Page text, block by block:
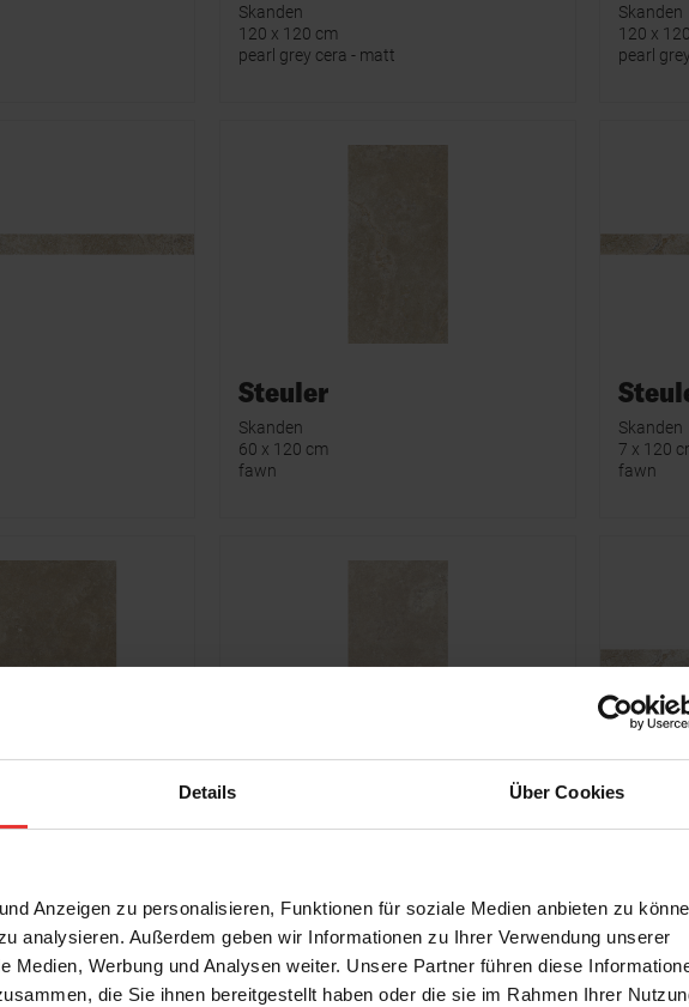
Details Über Cookies
Anzeigen zu personalisieren, Funktionen für soziale Medien anbieten zu
analysieren. Außerdem geben wir Informationen zu Ihrer Verwendung unserer
Medien, Werbung und Analysen weiter. Unsere Partner führen diese
die Sie ihnen bereitgestellt haben oder die sie im Rahmen Ihrer
Skanden
120 x 120 cm
pearl grey cera - matt
Skanden
120 x
pearl grey
Steuler
Skanden
60 x 120 cm
fawn
Skanden
7 x 120
fawn
Steuler